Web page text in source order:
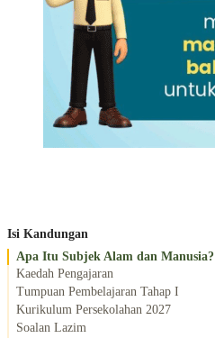
Isi Kandungan
Apa Itu Subjek Alam dan Manusia?
Kaedah Pengajaran
Tumpuan Pembelajaran Tahap I
Kurikulum Persekolahan 2027
Soalan Lazim